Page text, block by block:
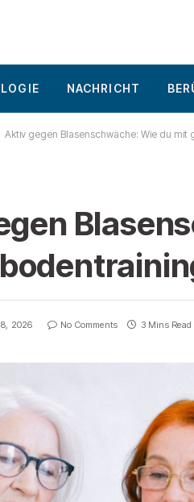
NACHRICHT
Aktiv gegen Blasenschwäche: Wie du
2026 No Comments 3 Mins Read